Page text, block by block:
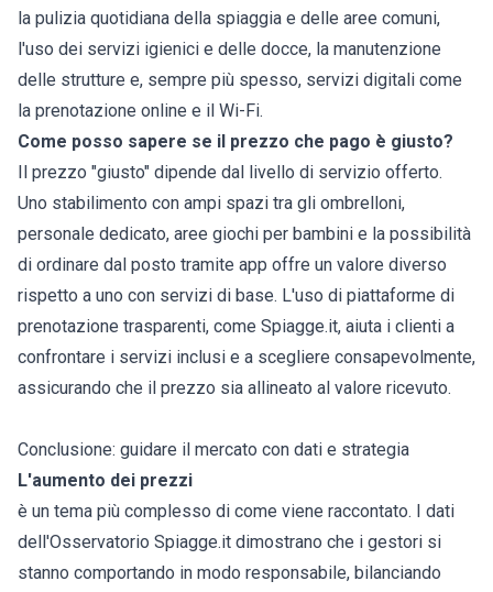
la pulizia quotidiana della spiaggia e delle aree comuni,
l'uso dei servizi igienici e delle docce, la manutenzione
delle strutture e, sempre più spesso, servizi digitali come
la prenotazione online e il Wi-Fi.
Come posso sapere se il prezzo che pago è giusto?
Il prezzo "giusto" dipende dal livello di servizio offerto.
Uno stabilimento con ampi spazi tra gli ombrelloni,
personale dedicato, aree giochi per bambini e la possibilità
di ordinare dal posto tramite app offre un valore diverso
rispetto a uno con servizi di base. L'uso di piattaforme di
prenotazione trasparenti, come Spiagge.it, aiuta i clienti a
confrontare i servizi inclusi e a scegliere consapevolmente,
assicurando che il prezzo sia allineato al valore ricevuto.
Conclusione: guidare il mercato con dati e strategia
L'aumento dei prezzi
è un tema più complesso di come viene raccontato. I dati
dell'Osservatorio Spiagge.it dimostrano che i gestori si
stanno comportando in modo responsabile, bilanciando